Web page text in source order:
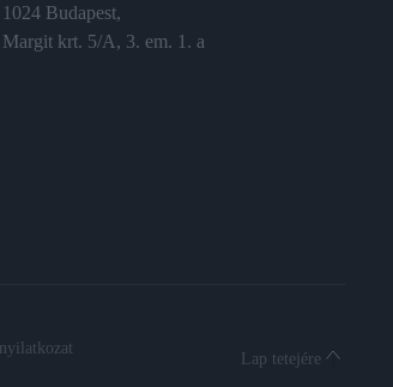
1024 Budapest,
Margit krt. 5/A, 3. em. 1. a
Lap tetejére